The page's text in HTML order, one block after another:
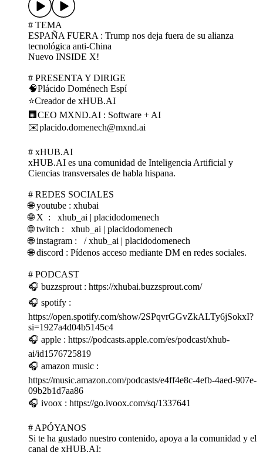
# TEMA
ESPAÑA FUERA : Trump nos deja fuera de su alianza
tecnológica anti-China
Nuevo INSIDE X!
# PRESENTA Y DIRIGE
🧠Plácido Doménech Espí
⭐Creador de xHUB.AI
🏢CEO MXND.AI : Software + AI
✉️placido.domenech@mxnd.ai
# xHUB.AI
xHUB.AI es una comunidad de Inteligencia Artificial y
Ciencias transversales de habla hispana.
# REDES SOCIALES
🌐 youtube : xhubai
🌐 X : xhub_ai | placidodomenech
🌐 twitch : xhub_ai | placidodomenech
🌐 instagram : / xhub_ai | placidodomenech
🌐 discord : Pídenos acceso mediante DM en redes sociales.
# PODCAST
🎧 buzzsprout : https://xhubai.buzzsprout.com/
🎧 spotify :
https://open.spotify.com/show/2SPqvrGGvZkALTy6jSokxI?
si=1927a4d04b5145c4
🎧 apple : https://podcasts.apple.com/es/podcast/xhub-
ai/id1576725819
🎧 amazon music :
https://music.amazon.com/podcasts/e4ff4e8c-4efb-4aed-907e-
09b2b1d7aa86
🎧 ivoox : https://go.ivoox.com/sq/1337641
# APÓYANOS
Si te ha gustado nuestro contenido, apoya a la comunidad y el
canal de xHUB.AI: